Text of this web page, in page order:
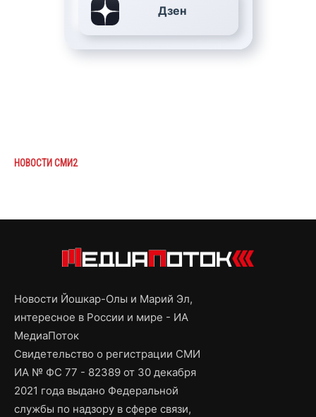
Дзен
НОВОСТИ СМИ2
Новости Йошкар-Олы и Марий Эл,
интересное в России и мире - ИА
МедиаПоток
Свидетельство о регистрации СМИ
ИА № ФС 77 - 82389 от 30 декабря
2021 года выдано Федеральной
службы по надзору в сфере связи,